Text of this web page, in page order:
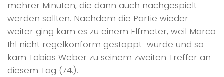
mehrer Minuten, die dann auch nachgespielt
werden sollten. Nachdem die Partie wieder
weiter ging kam es zu einem Elfmeter, weil Marco
Ihl nicht regelkonform gestoppt wurde und so
kam Tobias Weber zu seinem zweiten Treffer an
diesem Tag (74.).